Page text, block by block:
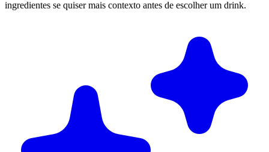
ingredientes se quiser mais contexto antes de escolher um drink.